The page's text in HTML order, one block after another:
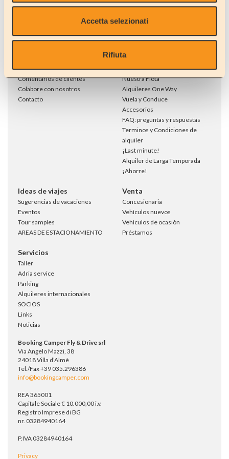
Accetta selezionati
Rifiuta
Empresa
Showroom
Comentarios de clientes
Colabore con nosotros
Contacto
Alquiler
Alquila un COCHE/ MINIBUS DE
9 PLAZAS
Nuestra Flota
Alquileres One Way
Vuela y Conduce
Accesorios
FAQ: preguntas y respuestas
Terminos y Condiciones de
alquiler
¡Last minute!
Alquiler de Larga Temporada
¡Ahorre!
Ideas de viajes
Sugerencias de vacaciones
Eventos
Tour samples
AREAS DE ESTACIONAMIENTO
Venta
Concesionaria
Vehìculos nuevos
Vehìculos de ocasiòn
Préstamos
Servicios
Taller
Adria service
Parking
Alquileres internacionales
SOCIOS
Links
Noticias
Booking Camper Fly & Drive srl
Via Angelo Mazzi, 38
24018 Villa d’Almè
Tel./Fax +39 035.296386
info@bookingcamper.com
REA 365001
Capitale Sociale € 10.000,00 i.v.
Registro Imprese di BG
nr. 03284940164
P.IVA 03284940164
Privacy